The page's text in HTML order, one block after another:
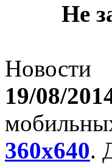
Не
Новости
19/08/
360x640.